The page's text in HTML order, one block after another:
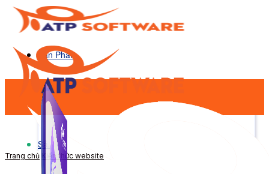
Sản Phẩm
Sản Phẩm
Trang chủ Kiến thức website